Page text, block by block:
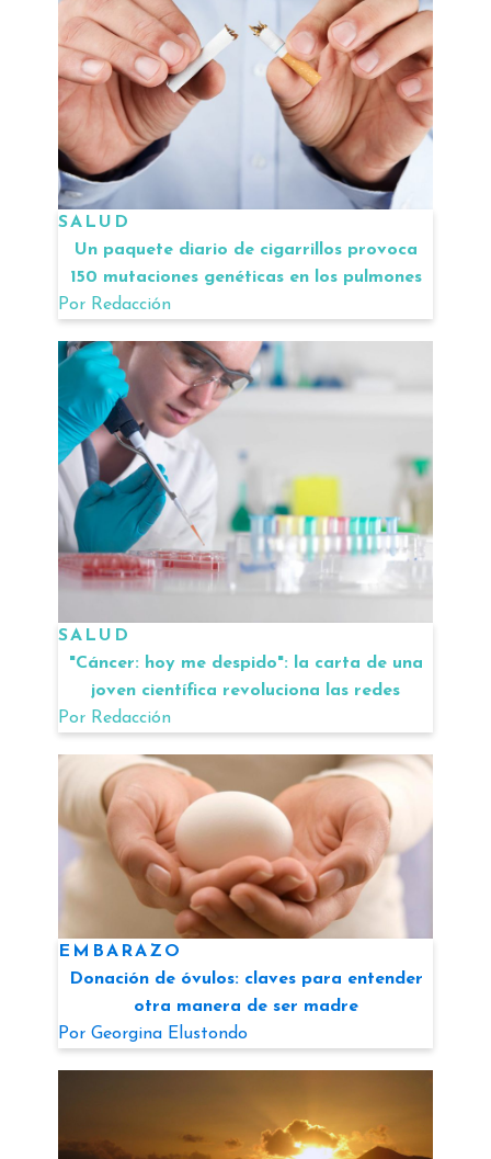
SALUD
Un paquete diario de cigarrillos provoca
150 mutaciones genéticas en los pulmones
Por Redacción
SALUD
"Cáncer: hoy me despido": la carta de una
joven científica revoluciona las redes
Por Redacción
EMBARAZO
Donación de óvulos: claves para entender
otra manera de ser madre
Por Georgina Elustondo